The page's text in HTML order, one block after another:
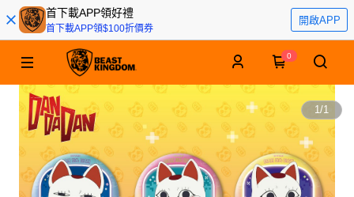
首下載APP領好禮
首下載APP領$100折價券
開啟APP
0
1/1